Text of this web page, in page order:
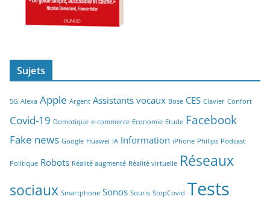
Sujets
5G Alexa Apple Argent Assistants vocaux Bose CES Clavier Confort
Covid-19 Domotique e-commerce Economie Etude Facebook
Fake news Google Huawei IA Information iPhone Philips Podcast
Politique Robots Réalité augmenté Réalité virtuelle Réseaux
sociaux Smartphone Sonos Souris StopCovid Tests